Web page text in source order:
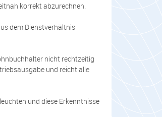
korrekt abzurechnen.
dem Dienstverhältnis
nicht rechtzeitig
und reicht alle
und diese Erkenntnisse